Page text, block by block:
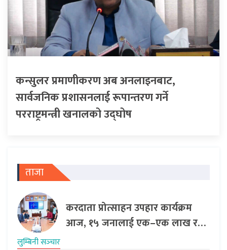
कन्सुलर प्रमाणीकरण अब अनलाइनबाट,
सार्वजनिक प्रशासनलाई रूपान्तरण गर्ने
परराष्ट्रमन्त्री खनालको उद्घोष
ताजा
करदाता प्रोत्साहन उपहार कार्यक्रम
आज, १५ जनालाई एक–एक लाख र…
लुम्बिनी सञ्‍चार